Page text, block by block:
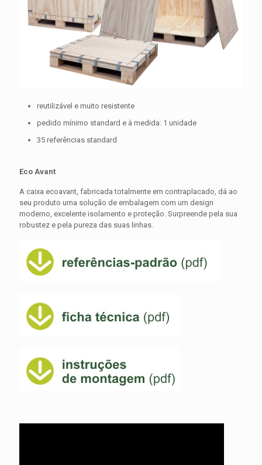
reutilizável e muito resistente
pedido mínimo standard e à medida: 1 unidade
35 referências standard
Eco Avant
A caixa ecoavant, fabricada totalmente em contraplacado, dá ao
seu produto uma solução de embalagem com um design
moderno, excelente isolamento e proteção. Surpreende pela sua
robustez e pela pureza das suas linhas.